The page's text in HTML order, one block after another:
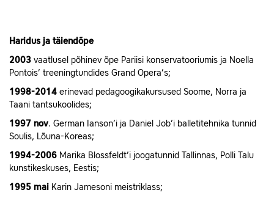
Haridus ja täiendõpe
2003 vaatlusel põhinev õpe Pariisi konservatooriumis ja Noella
Pontois’ treeningtundides Grand Opera’s;
1998-2014 erinevad pedagoogikakursused Soome, Norra ja
Taani tantsukoolides;
1997 nov. German Ianson’i ja Daniel Job’i balletitehnika tunnid
Soulis, Lõuna-Koreas;
1994-2006 Marika Blossfeldt’i joogatunnid Tallinnas, Polli Talu
kunstikeskuses, Eestis;
1995 mai Karin Jamesoni meistriklass;